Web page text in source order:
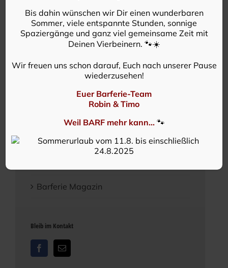
Aktuelles
Einfach Barfen!?
Barferie Magazin
Bleib im Kontakt
Bis dahin wünschen wir Dir einen wunderbaren
Sommer, viele entspannte Stunden, sonnige
Spaziergänge und ganz viel gemeinsame Zeit mit
Deinen Vierbeinern. 🐾☀️
Wir freuen uns schon darauf, Euch nach unserer Pause
wiederzusehen!
Euer Barferie-Team
Robin & Timo
Weil BARF mehr kann...🐾